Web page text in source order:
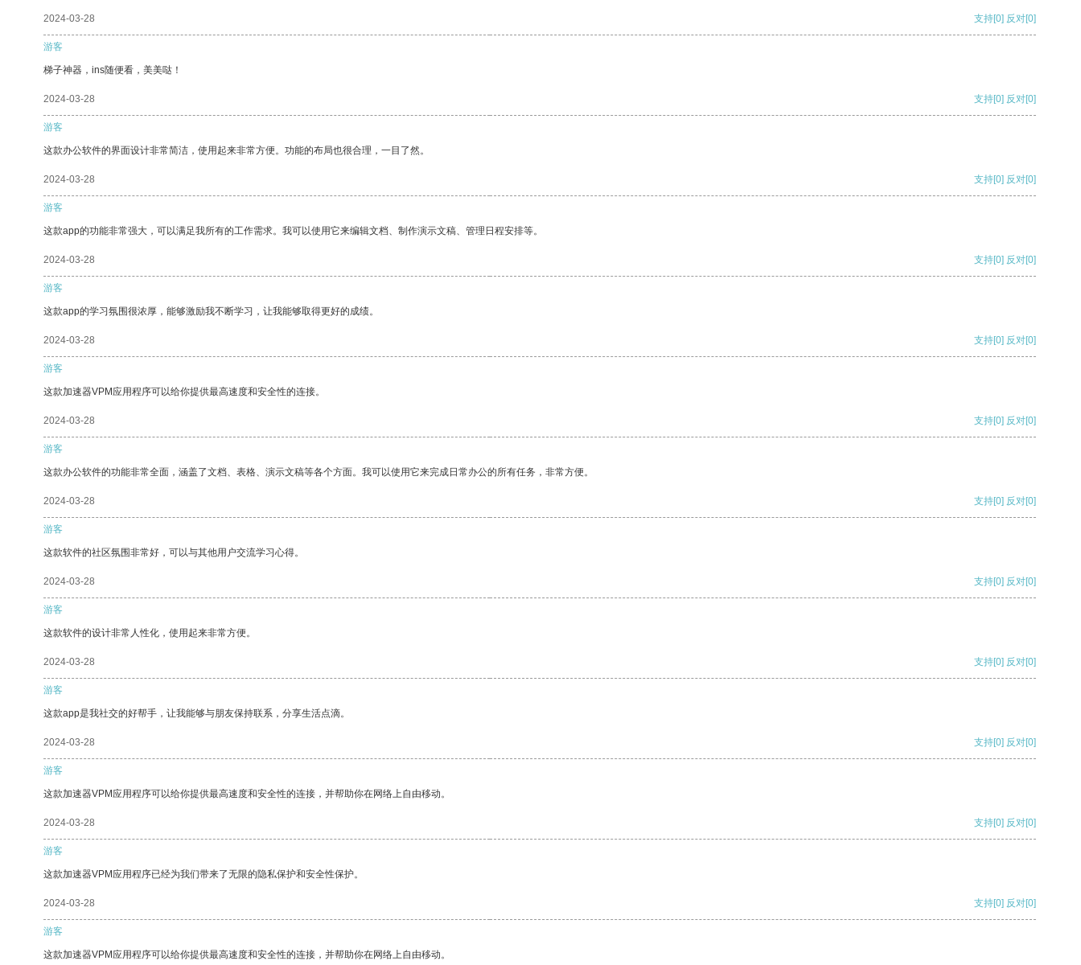
2024-03-28 支持[0] 反对[0]
游客
梯子神器，ins随便看，美美哒！
2024-03-28 支持[0] 反对[0]
游客
这款办公软件的界面设计非常简洁，使用起来非常方便。功能的布局也很合理，一目了然。
2024-03-28 支持[0] 反对[0]
游客
这款app的功能非常强大，可以满足我所有的工作需求。我可以使用它来编辑文档、制作演示文稿、管理日程安排等。
2024-03-28 支持[0] 反对[0]
游客
这款app的学习氛围很浓厚，能够激励我不断学习，让我能够取得更好的成绩。
2024-03-28 支持[0] 反对[0]
游客
这款加速器VPM应用程序可以给你提供最高速度和安全性的连接。
2024-03-28 支持[0] 反对[0]
游客
这款办公软件的功能非常全面，涵盖了文档、表格、演示文稿等各个方面。我可以使用它来完成日常办公的所有任务，非常方便。
2024-03-28 支持[0] 反对[0]
游客
这款软件的社区氛围非常好，可以与其他用户交流学习心得。
2024-03-28 支持[0] 反对[0]
游客
这款软件的设计非常人性化，使用起来非常方便。
2024-03-28 支持[0] 反对[0]
游客
这款app是我社交的好帮手，让我能够与朋友保持联系，分享生活点滴。
2024-03-28 支持[0] 反对[0]
游客
这款加速器VPM应用程序可以给你提供最高速度和安全性的连接，并帮助你在网络上自由移动。
2024-03-28 支持[0] 反对[0]
游客
这款加速器VPM应用程序已经为我们带来了无限的隐私保护和安全性保护。
2024-03-28 支持[0] 反对[0]
游客
这款加速器VPM应用程序可以给你提供最高速度和安全性的连接，并帮助你在网络上自由移动。